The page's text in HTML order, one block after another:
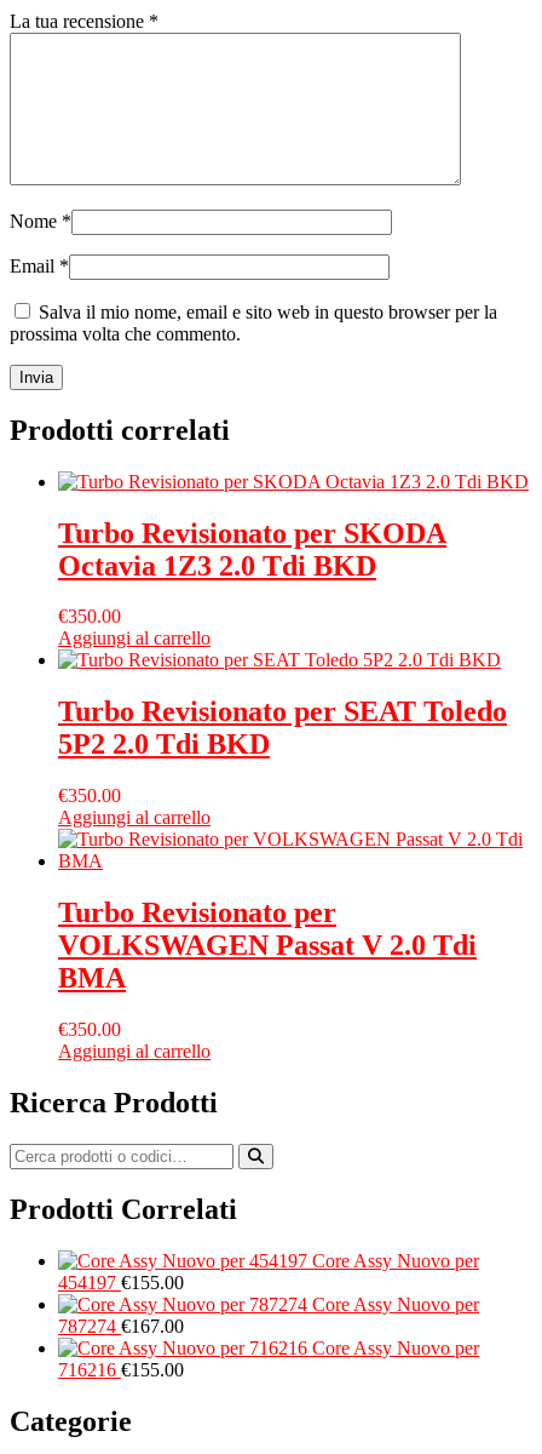
La tua recensione *
Nome *
Email *
Salva il mio nome, email e sito web in questo browser per la
prossima volta che commento.
Prodotti correlati
Turbo Revisionato per SKODA
Octavia 1Z3 2.0 Tdi BKD
€350.00
Aggiungi al carrello
Turbo Revisionato per SEAT Toledo
5P2 2.0 Tdi BKD
€350.00
Aggiungi al carrello
Turbo Revisionato per
VOLKSWAGEN Passat V 2.0 Tdi
BMA
€350.00
Aggiungi al carrello
Ricerca Prodotti
Prodotti Correlati
Core Assy Nuovo per
454197 €155.00
Core Assy Nuovo per
787274 €167.00
Core Assy Nuovo per
716216 €155.00
Categorie